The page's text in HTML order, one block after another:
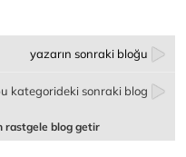
yazarın sonraki bloğu
kategorideki sonraki blog
rastgele blog getir